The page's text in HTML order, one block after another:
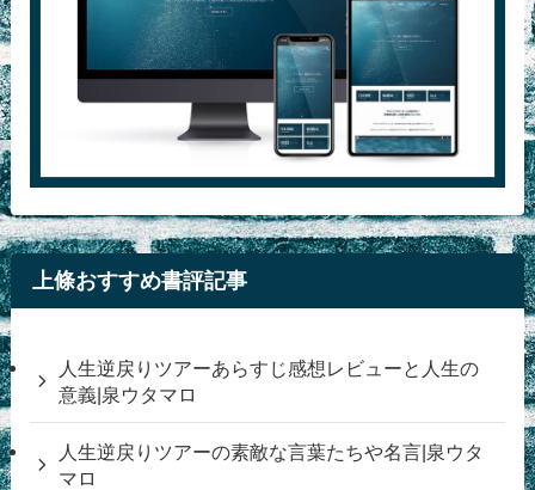
上條おすすめ書評記事
人生逆戻りツアーあらすじ感想レビューと人生の
意義|泉ウタマロ
人生逆戻りツアーの素敵な言葉たちや名言|泉ウタ
マロ